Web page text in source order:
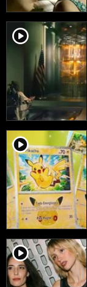
player2
player2
player2